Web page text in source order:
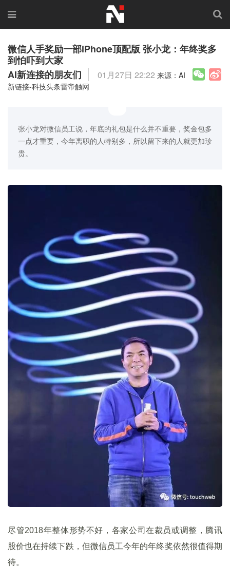
微信人手奖励一部iPhone顶配版 张小龙：年终奖多
到怕吓到大家
AI新连接的朋友们
01月27日 22:22 来源：AI
新链接-科技头条雷帝触网
张小龙对微信员工说，年底的礼包是什么并不重要，奖金包多
一点才重要，今年离职的人特别多，所以留下来的人就更加珍
贵。
尽管2018年整体形势不好，各家公司在裁员或调整，腾讯
股价也在持续下跌，但微信员工今年的年终奖依然很值得期
待。